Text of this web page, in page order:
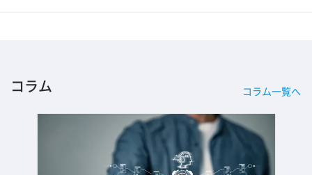
コラム コラム一覧へ